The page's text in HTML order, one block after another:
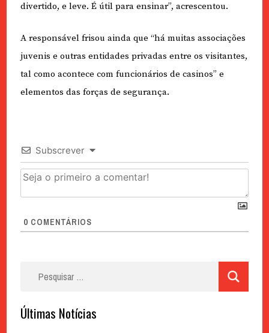
divertido, e leve. É útil para ensinar”, acrescentou.
A responsável frisou ainda que “há muitas associações
juvenis e outras entidades privadas entre os visitantes,
tal como acontece com funcionários de casinos” e
elementos das forças de segurança.
Subscrever
0 COMENTÁRIOS
Últimas Notícias